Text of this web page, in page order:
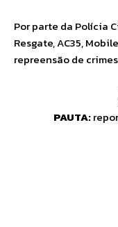
Por parte da Polícia
Resgate, AC35,
repreensão de
PAUTA: